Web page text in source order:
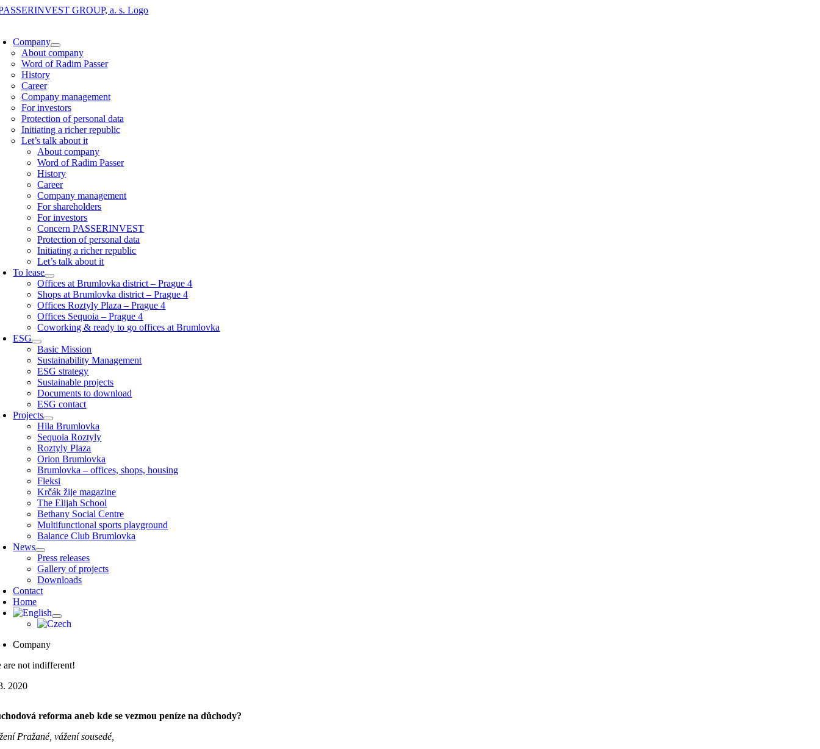
Skip
Company
About company
Word of Radim Passer
History
Career
Company management
For investors
Protection of personal data
Initiating a richer republic
Let’s talk about it
About company
Word of Radim Passer
History
Career
Company management
For shareholders
For investors
Concern PASSERINVEST
Protection of personal data
Initiating a richer republic
Let’s talk about it
To lease
Offices at Brumlovka district – Prague 4
Shops at Brumlovka district – Prague 4
Offices Roztyly Plaza – Prague 4
Offices Sequoia – Prague 4
Coworking & ready to go offices at Brumlovka
ESG
Basic Mission
Sustainability Management
ESG strategy
Sustainable projects
Documents to download
ESG contact
Projects
Hila Brumlovka
Sequoia Roztyly
Roztyly Plaza
Orion Brumlovka
Brumlovka – offices, shops, housing
Fleksi
Krčák žije magazine
The Elijah School
Bethany Social Centre
Multifunctional sports playground
Balance Club Brumlovka
News
Press releases
Gallery of projects
Downloads
Contact
Home
Company
are not indifferent!
2020
reforma aneb kde se vezmou peníze na důchody?
Pražané, vážení sousedé,